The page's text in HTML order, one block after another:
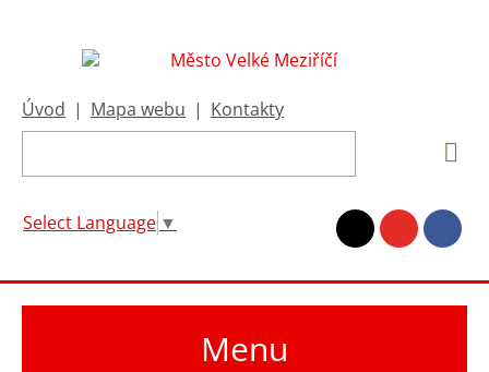
Úvod | Mapa webu | Kontakty
Select Language ▼
Menu